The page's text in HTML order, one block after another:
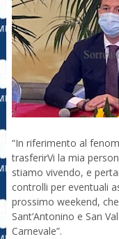
“In riferimento al
trasferirVi la mia
stiamo vivendo, e
controlli per eventuali
prossimo weekend,
Sant’Antonino e San
Carnevale”.